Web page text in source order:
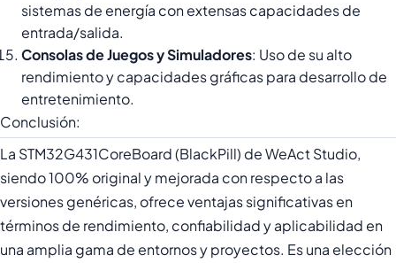
sistemas de energía con extensas capacidades de
entrada/salida.
Consolas de Juegos y Simuladores: Uso de su alto
rendimiento y capacidades gráficas para desarrollo de
entretenimiento.
Conclusión:
La STM32G431CoreBoard (BlackPill) de WeAct Studio,
siendo 100% original y mejorada con respecto a las
versiones genéricas, ofrece ventajas significativas en
términos de rendimiento, confiabilidad y aplicabilidad en
una amplia gama de entornos y proyectos. Es una elección